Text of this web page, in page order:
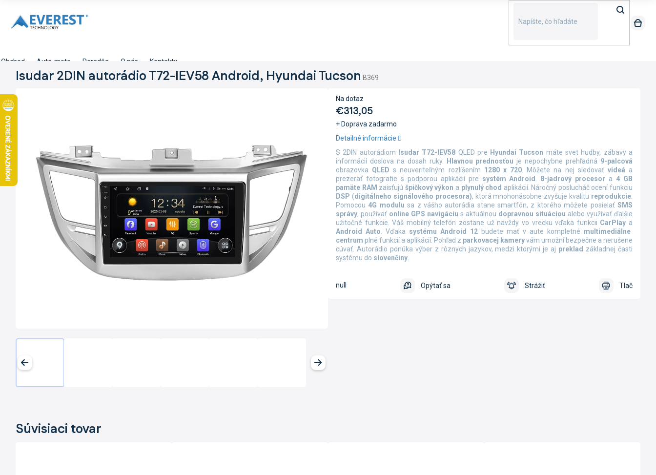
obsah
Obchod Auto-moto Poradňa O nás Kontakty
Isudar 2DIN autorádio T72-IEV58 Android, Hyundai Tucson B369
€313,05
+ Doprava zadarmo
Jednotková
Na dotaz
S 2DIN autorádiom Isudar T72-IEV58 QLED pre Hyundai Tucson máte svet hudby, zábavy a
informácií doslova na dosah ruky.
Hlavnou prednosťou je nepochybne prehľadná 9-palcová
obrazovka QLED s neuveriteľným rozlíšením 1280 x 720 . Môžete na nej sledovať videá a
prezerať fotografie s podporou aplikácií pre systém Android 8-jadrový procesor a 4 GB
pamäte RAM zaisťujú špičkový výkon a plynulý chod aplikácií. Náročný poslucháč ocení funkciu
DSP (digitálneho signálového procesora), ktorá mnohonásobne zvyšuje kvalitu reprodukcie
Pomocou 4G modulu sa z vášho autorádia stane smartfón, z ktorého môžete posielaťSMS
správy, používať online GPS navigáciu s aktuálnou dopravnou situáciou alebo využívať ďalšie
užitočné funkcie. Váš mobilný telefón zostane už navždy vo vrecku vďaka funkcii CarPlay a
Android Auto
Vďaka systému Android 12 budete mať v aute kompletné multimediálne
centrum plné funkcií a aplikácií. Pohľad z parkovacej kameryvám umožní bezpečne a nerušene
cúvať. Autorádio ponúka výber z rôznych jazykov, medzi ktorými je aj preklad základnej časti
systému do slovenčiny
Detailné informácie
Tlač
Opýtať sa Strážiť
null
Súvisiaci tovar